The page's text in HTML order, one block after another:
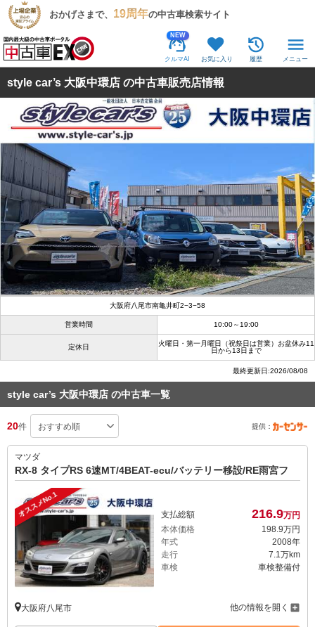
おかげさまで、 19周年の中古車検索サイト
NEW
クルマAI お気に入り 履歴 メニュー
style car’s 大阪中環店 の中古車販売店情報
大阪府八尾市南亀井町2−3−58
営業時間 10:00～19:00
定休日
火曜日・第一月曜日（祝祭日は営業）お盆休み11
日から13日まで
最終更新日:2026/08/08
style car’s 大阪中環店 の中古車一覧
20件 提供：
マツダ
RX-8 タイプRS 6速MT/4BEAT-ecu/バッテリー移設/RE雨宮フ
オススメNo.1 支払総額 216.9万円
本体価格
198.9万円
年式
2008年
走行
7.1万km
車検
車検整備付
大阪府八尾市 他の情報を開く